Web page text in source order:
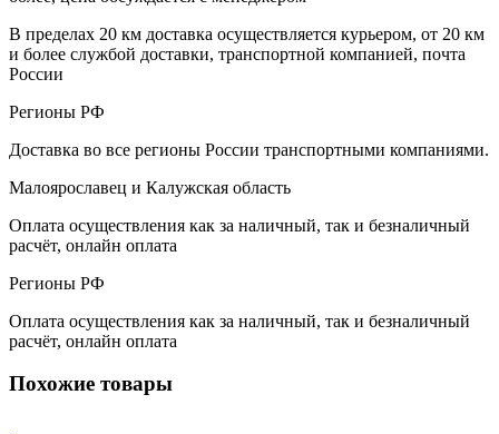
В пределах 20 км доставка осуществляется курьером, от 20 км
и более службой доставки, транспортной компанией, почта
России
Регионы РФ
Доставка во все регионы России транспортными компаниями.
Малоярославец и Калужская область
Оплата осуществления как за наличный, так и безналичный
расчёт, онлайн оплата
Регионы РФ
Оплата осуществления как за наличный, так и безналичный
расчёт, онлайн оплата
Похожие товары